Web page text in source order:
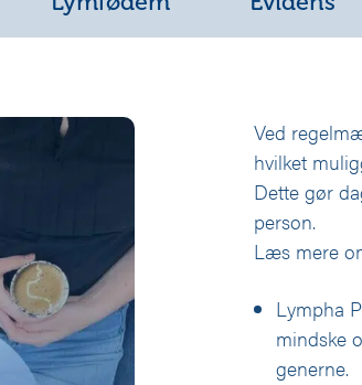
Ved
hvilket
Dette gør
person.
Læs mere
Lympha
mindske
generne.